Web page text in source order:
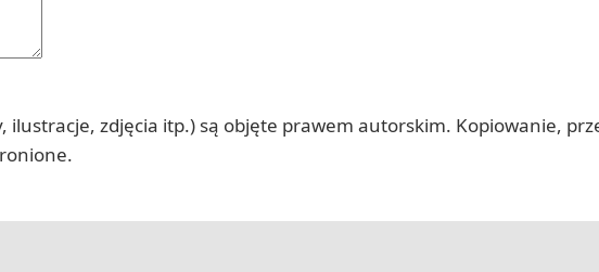
ilustracje, zdjęcia itp.) są objęte prawem autorskim. Kopiowanie,